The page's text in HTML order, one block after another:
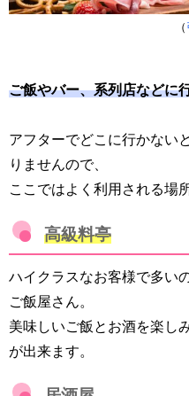
（
ご飯やバー、系列店などに
アフターでどこに行かない
りませんので、
ここではよく利用される場
高級料亭
ハイクラスなお客様で多い
ご飯屋さん。
美味しいご飯とお酒を楽し
が出来ます。